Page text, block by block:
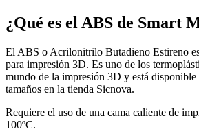
¿Qué es el ABS de Smart
El ABS o Acrilonitrilo Butadieno Estireno
para impresión 3D. Es uno de los
mundo de la impresión 3D y está
tamaños en la tienda Sicnova.
Requiere el uso de una cama caliente de
100ºC.